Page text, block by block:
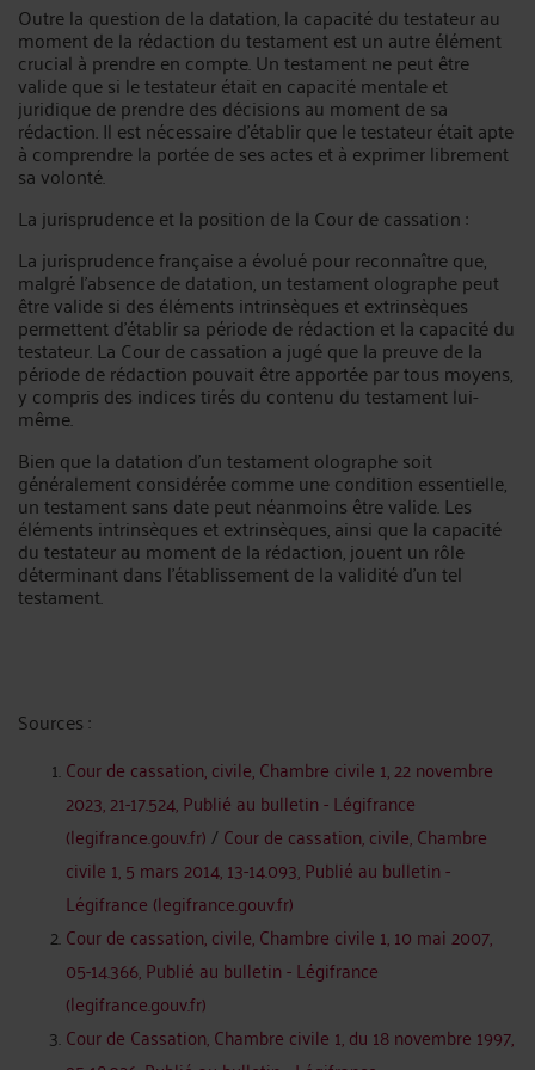
Outre la question de la datation, la capacité du testateur au
moment de la rédaction du testament est un autre élément
crucial à prendre en compte. Un testament ne peut être
valide que si le testateur était en capacité mentale et
juridique de prendre des décisions au moment de sa
rédaction. Il est nécessaire d'établir que le testateur était apte
à comprendre la portée de ses actes et à exprimer librement
sa volonté.
La jurisprudence et la position de la Cour de cassation :
La jurisprudence française a évolué pour reconnaître que,
malgré l'absence de datation, un testament olographe peut
être valide si des éléments intrinsèques et extrinsèques
permettent d'établir sa période de rédaction et la capacité du
testateur. La Cour de cassation a jugé que la preuve de la
période de rédaction pouvait être apportée par tous moyens,
y compris des indices tirés du contenu du testament lui-
même.
Bien que la datation d'un testament olographe soit
généralement considérée comme une condition essentielle,
un testament sans date peut néanmoins être valide. Les
éléments intrinsèques et extrinsèques, ainsi que la capacité
du testateur au moment de la rédaction, jouent un rôle
déterminant dans l'établissement de la validité d'un tel
testament.
Sources :
Cour de cassation, civile, Chambre civile 1, 22 novembre
2023, 21-17.524, Publié au bulletin - Légifrance
(legifrance.gouv.fr)/Cour de cassation, civile, Chambre
civile 1, 5 mars 2014, 13-14.093, Publié au bulletin -
Légifrance (legifrance.gouv.fr)
Cour de cassation, civile, Chambre civile 1, 10 mai 2007,
05-14.366, Publié au bulletin - Légifrance
(legifrance.gouv.fr)
Cour de Cassation, Chambre civile 1, du 18 novembre 1997,